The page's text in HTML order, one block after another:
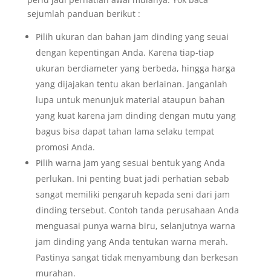
sejumlah panduan berikut :
Pilih ukuran dan bahan jam dinding yang seuai
dengan kepentingan Anda. Karena tiap-tiap
ukuran berdiameter yang berbeda, hingga harga
yang dijajakan tentu akan berlainan. Janganlah
lupa untuk menunjuk material ataupun bahan
yang kuat karena jam dinding dengan mutu yang
bagus bisa dapat tahan lama selaku tempat
promosi Anda.
Pilih warna jam yang sesuai bentuk yang Anda
perlukan. Ini penting buat jadi perhatian sebab
sangat memiliki pengaruh kepada seni dari jam
dinding tersebut. Contoh tanda perusahaan Anda
menguasai punya warna biru, selanjutnya warna
jam dinding yang Anda tentukan warna merah.
Pastinya sangat tidak menyambung dan berkesan
murahan.